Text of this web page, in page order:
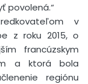
povolená.“
v
z roku 2015, o
francúzskym
a ktorá bola
regiónu